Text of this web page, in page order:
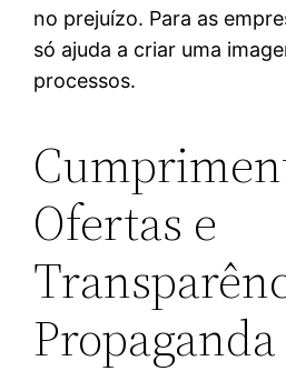
no prejuízo. Para as
só ajuda a criar uma
processos.
Ofertas e
Propaganda